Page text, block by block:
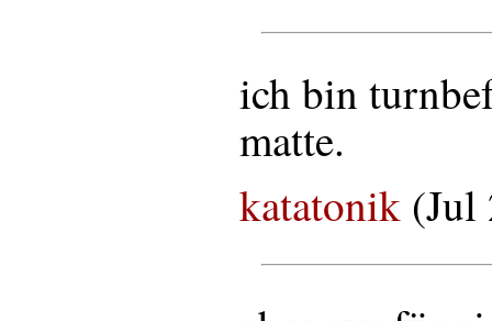
ich bin
matte.
katatonik (Jul